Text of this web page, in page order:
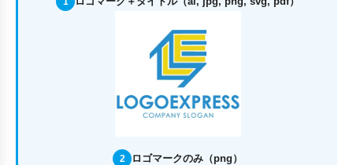
2 ロゴマークのみ（png）